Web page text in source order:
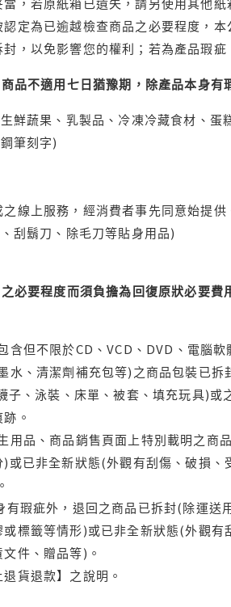
定為已逾越檢查商品之必要程度，
，以免影響您的權利；若為產品瑕疵
品不適用七日猶豫期，除產品本身有
鮮蔬果、乳製品、冷凍冷藏食材、蛋
筆刻字)
線上服務，經消費者事先同意始提
刮鬍刀、除毛刀等貼身用品)
必要程度而須負擔為回復原狀必要
但不限於CD、VCD、DVD、電腦
、清潔劑補充包等)之商品包裝已拆
、泳裝、床單、被套、填充玩具)
。
品、商品銷售頁面上特別載明之商
已非全新狀態(外觀有刮傷、破損
瑕疵外，退回之商品已拆封(除運
標籤等情形)或已非全新狀態(外觀
件、贈品等)。
貨退款】之說明。